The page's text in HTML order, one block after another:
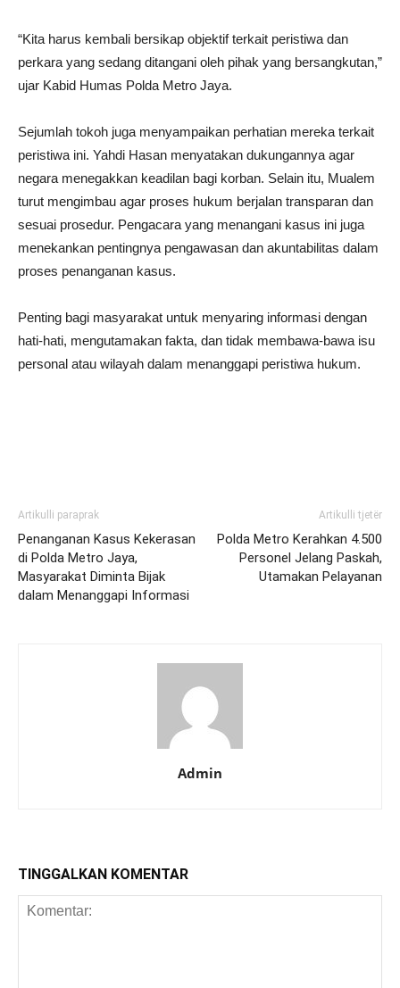
“Kita harus kembali bersikap objektif terkait peristiwa dan
perkara yang sedang ditangani oleh pihak yang bersangkutan,”
ujar Kabid Humas Polda Metro Jaya.
Sejumlah tokoh juga menyampaikan perhatian mereka terkait
peristiwa ini. Yahdi Hasan menyatakan dukungannya agar
negara menegakkan keadilan bagi korban. Selain itu, Mualem
turut mengimbau agar proses hukum berjalan transparan dan
sesuai prosedur. Pengacara yang menangani kasus ini juga
menekankan pentingnya pengawasan dan akuntabilitas dalam
proses penanganan kasus.
Penting bagi masyarakat untuk menyaring informasi dengan
hati-hati, mengutamakan fakta, dan tidak membawa-bawa isu
personal atau wilayah dalam menanggapi peristiwa hukum.
Artikulli paraprak
Penanganan Kasus Kekerasan
di Polda Metro Jaya,
Masyarakat Diminta Bijak
dalam Menanggapi Informasi
Artikulli tjetër
Polda Metro Kerahkan 4.500
Personel Jelang Paskah,
Utamakan Pelayanan
Admin
TINGGALKAN KOMENTAR